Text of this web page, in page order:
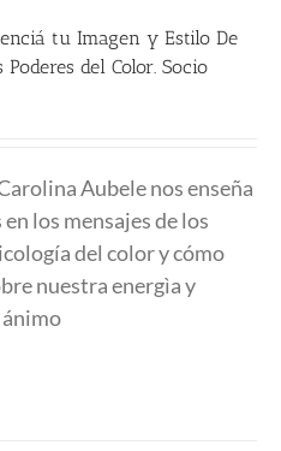
tu Imagen y Estilo De
del Color. Socio
€.
es:
18.00 €.
Aubele nos enseña
los mensajes de los
del color y cómo
nuestra energìa y